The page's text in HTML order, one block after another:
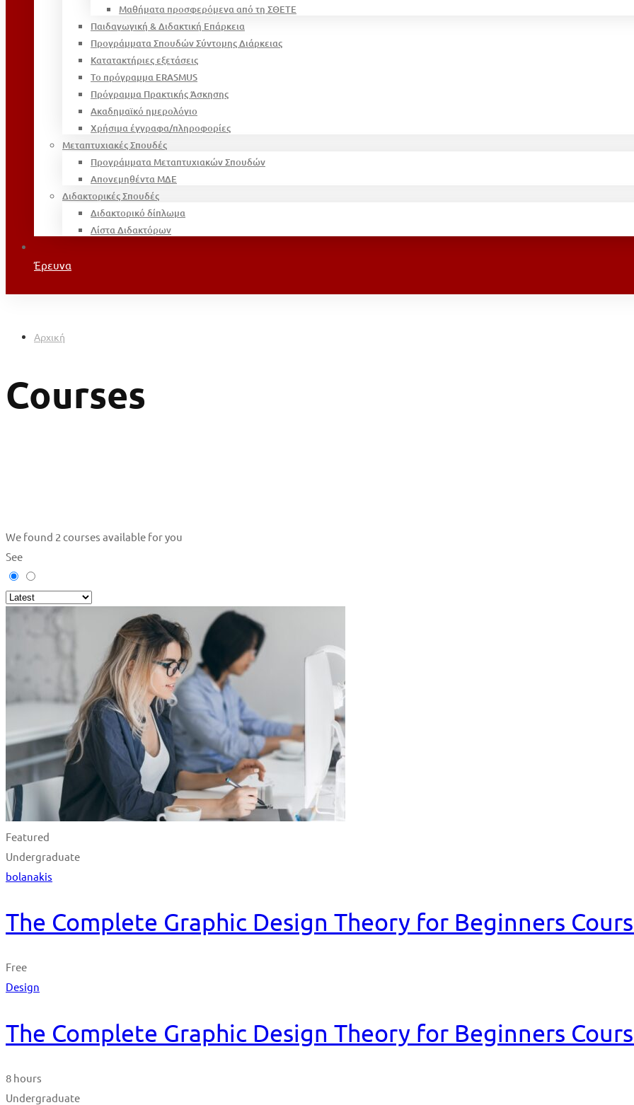
Μαθήματα προσφερόμενα από τη ΣΘΕΤΕ
Παιδαγωγική & Διδακτική Επάρκεια
Προγράμματα Σπουδών Σύντομης Διάρκειας
Κατατακτήριες εξετάσεις
Το πρόγραμμα ERASMUS
Πρόγραμμα Πρακτικής Άσκησης
Ακαδημαϊκό ημερολόγιο
Χρήσιμα έγγραφα/πληροφορίες
Μεταπτυχιακές Σπουδές
Προγράμματα Μεταπτυχιακών Σπουδών
Απονεμηθέντα ΜΔΕ
Διδακτορικές Σπουδές
Διδακτορικό δίπλωμα
Λίστα Διδακτόρων
Έρευνα
Αρχική
Courses
We found 2 courses available for you
See
Featured
Undergraduate
bolanakis
The Complete Graphic Design Theory for Beginners
Free
Design
The Complete Graphic Design Theory for Beginners
8 hours
Undergraduate